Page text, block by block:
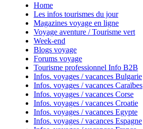
Home
Les infos tourismes du jour
Magazines voyage en ligne
Voyage aventure / Tourisme vert
Week-end
Blogs voyage
Forums voyage
Tourisme professionnel Info B2B
Infos. voyages / vacances Bulgarie
Infos. voyages / vacances Caraïbes
Infos. voyages / vacances Corse
Infos. voyages / vacances Croatie
Infos. voyages / vacances Egypte
Infos. voyages / vacances Espagne